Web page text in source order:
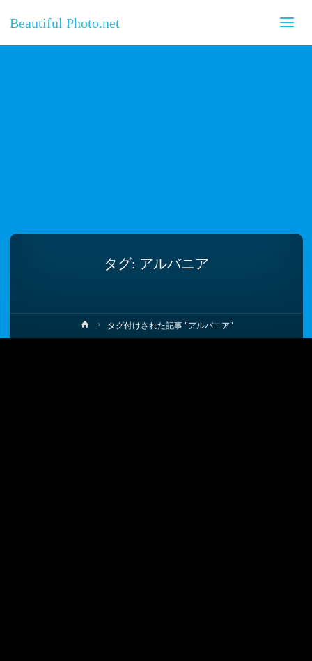
Beautiful Photo.net
タグ: アルバニア
ホ
ー
タグ付けされた記事 "アルバニア"